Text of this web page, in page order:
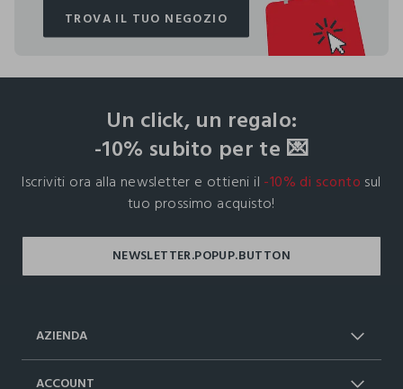
TROVA IL TUO NEGOZIO
TROVA IL TUO NEGOZIO
Un click, un regalo:
-10% subito per te 💌
Iscriviti ora alla newsletter e ottieni il -10% di sconto sul
tuo prossimo acquisto!
AZIENDA
ACCOUNT